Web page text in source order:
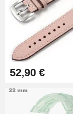
52,90 €